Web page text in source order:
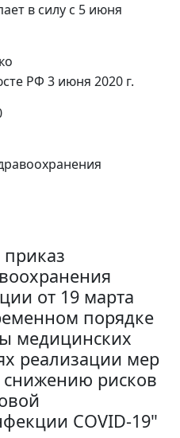
в силу с 5 июня
РФ 3 июня 2020 г.
приказ
от 19 марта
порядке
медицинских
реализации мер
рисков
COVID-19"